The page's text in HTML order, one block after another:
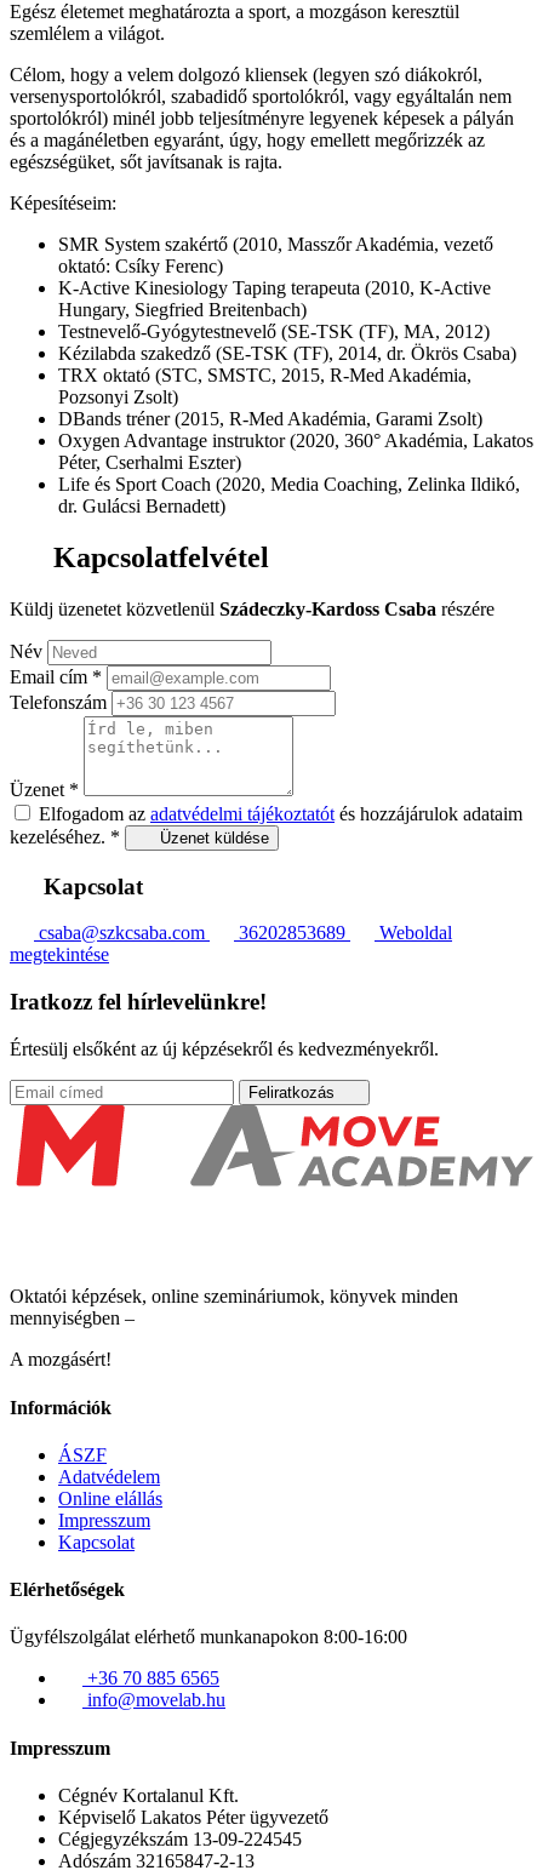
Egész életemet meghatározta a sport, a mozgáson keresztül
szemlélem a világot.
Célom, hogy a velem dolgozó kliensek (legyen szó diákokról,
versenysportolókról, szabadidő sportolókról, vagy egyáltalán nem
sportolókról) minél jobb teljesítményre legyenek képesek a pályán
és a magánéletben egyaránt, úgy, hogy emellett megőrizzék az
egészségüket, sőt javítsanak is rajta.
Képesítéseim:
SMR System szakértő (2010, Masszőr Akadémia, vezető
oktató: Csíky Ferenc)
K-Active Kinesiology Taping terapeuta (2010, K-Active
Hungary, Siegfried Breitenbach)
Testnevelő-Gyógytestnevelő (SE-TSK (TF), MA, 2012)
Kézilabda szakedző (SE-TSK (TF), 2014, dr. Ökrös Csaba)
TRX oktató (STC, SMSTC, 2015, R-Med Akadémia,
Pozsonyi Zsolt)
DBands tréner (2015, R-Med Akadémia, Garami Zsolt)
Oxygen Advantage instruktor (2020, 360° Akadémia, Lakatos
Péter, Cserhalmi Eszter)
Life és Sport Coach (2020, Media Coaching, Zelinka Ildikó,
dr. Gulácsi Bernadett)
Kapcsolatfelvétel
Küldj üzenetet közvetlenül Szádeczky-Kardoss Csaba részére
Név
Email cím *
Telefonszám
Üzenet *
Elfogadom az adatvédelmi tájékoztatót és hozzájárulok adataim
kezeléséhez. * Üzenet küldése
Kapcsolat
csaba@szkcsaba.com 36202853689
Weboldal
megtekintése
Iratkozz fel hírlevelünkre!
Értesülj elsőként az új képzésekről és kedvezményekről.
Feliratkozás
Oktatói képzések, online szemináriumok, könyvek minden
mennyiségben –
A mozgásért!
Információk
ÁSZF
Adatvédelem
Online elállás
Impresszum
Kapcsolat
Elérhetőségek
Ügyfélszolgálat elérhető munkanapokon 8:00-16:00
+36 70 885 6565
info@movelab.hu
Impresszum
Cégnév Kortalanul Kft.
Képviselő Lakatos Péter ügyvezető
Cégjegyzékszám 13-09-224545
Adószám 32165847-2-13